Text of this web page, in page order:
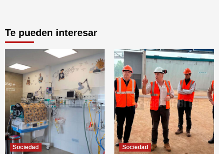
Te pueden interesar
Sociedad Sociedad